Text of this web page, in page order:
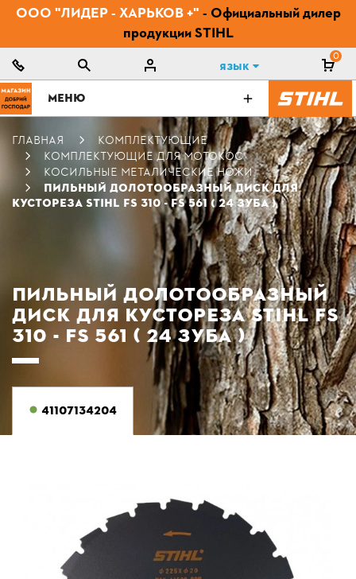
ООО "ЛИДЕР - ХАРЬКОВ +" - Официальный дилер
продукции STIHL
Язык
0
МЕНЮ
ГЛАВНАЯ
КОМПЛЕКТУЮЩИЕ
КОМПЛЕКТУЮЩИЕ ДЛЯ МОТОКОС
КОСИЛЬНЫЕ МЕТАЛИЧЕСКИЕ НОЖИ
ПИЛЬНЫЙ ДОЛОТООБРАЗНЫЙ ДИСК ДЛЯ
КУСТОРЕЗА STIHL FS 310 - FS 561 ( 24 ЗУБА )
ПИЛЬНЫЙ ДОЛОТООБРАЗНЫЙ
ДИСК ДЛЯ КУСТОРЕЗА STIHL FS
310 - FS 561 ( 24 ЗУБА )
41107134204